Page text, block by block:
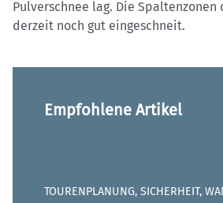
Pulverschnee lag. Die Spaltenzonen
derzeit noch gut eingeschneit.
Empfohlene Artikel
TOURENPLANUNG, SICHERHEIT,